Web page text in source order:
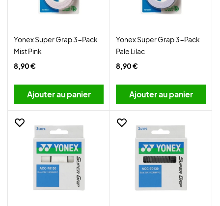
Yonex Super Grap 3-Pack
Mist Pink
8,90 €
Ajouter au panier
Yonex Super Grap 3-Pack
Pale Lilac
8,90 €
Ajouter au panier